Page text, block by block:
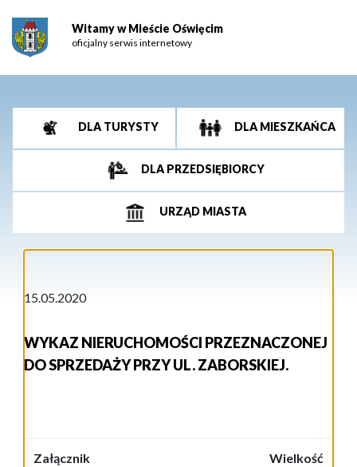
Witamy w Mieście Oświęcim
oficjalny serwis internetowy
DLA TURYSTY DLA MIESZKAŃCA
DLA PRZEDSIĘBIORCY
URZĄD MIASTA
15.05.2020
WYKAZ NIERUCHOMOŚCI PRZEZNACZONEJ
DO SPRZEDAŻY PRZY UL. ZABORSKIEJ.
Załącznik Wielkość